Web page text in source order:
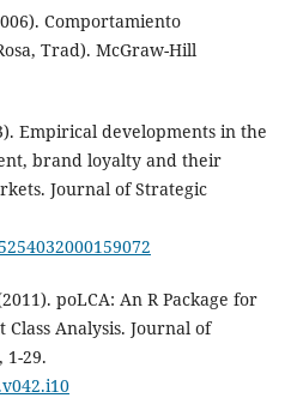
Comportamiento
Trad). McGraw-Hill
Empirical developments in the
brand loyalty and their
Journal of Strategic
poLCA: An R Package for
Analysis. Journal of
1-29.